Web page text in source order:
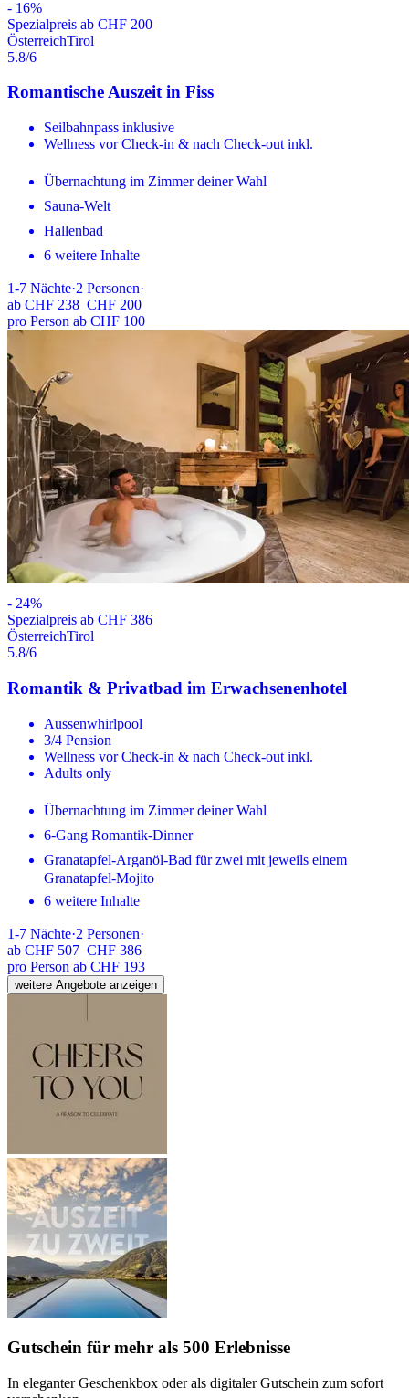
- 16%
Spezialpreis ab CHF 200
ÖsterreichTirol
5.8/6
Romantische Auszeit in Fiss
Seilbahnpass inklusive
Wellness vor Check-in & nach Check-out inkl.
Übernachtung im Zimmer deiner Wahl
Sauna-Welt
Hallenbad
6 weitere Inhalte
1-7 Nächte·2 Personen·
ab CHF 238 CHF 200
pro Person ab CHF 100
- 24%
Spezialpreis ab CHF 386
ÖsterreichTirol
5.8/6
Romantik & Privatbad im Erwachsenenhotel
Aussenwhirlpool
3/4 Pension
Wellness vor Check-in & nach Check-out inkl.
Adults only
Übernachtung im Zimmer deiner Wahl
6-Gang Romantik-Dinner
Granatapfel-Arganöl-Bad für zwei mit jeweils einem
Granatapfel-Mojito
6 weitere Inhalte
1-7 Nächte·2 Personen·
ab CHF 507 CHF 386
pro Person ab CHF 193
weitere Angebote anzeigen
Gutschein für mehr als 500 Erlebnisse
In eleganter Geschenkbox oder als digitaler Gutschein zum sofort